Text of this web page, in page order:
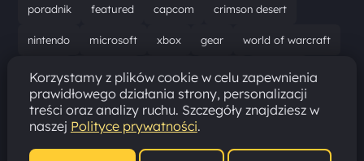
poradnik featured capcom crimson desert
nintendo microsoft xbox gear world of warcraft
solucja marathon ubisoft bungie recenzja
resident evil requiem gaming aktualizacja pc
epic games hytale
Korzystamy z plików cookie w celu zapewnienia
prawidłowego działania strony, personalizacji
treści oraz analizy ruchu. Szczegóły znajdziesz w
naszej Polityce prywatności.